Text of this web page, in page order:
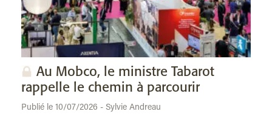
Au Mobco, le ministre Tabarot
rappelle le chemin à parcourir
Publié le 10/07/2026 - Sylvie Andreau